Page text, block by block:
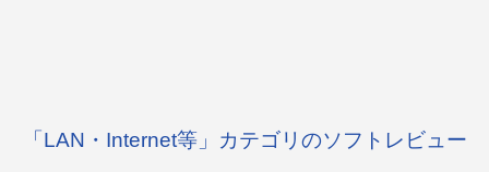
「LAN・Internet等」カテゴリのソフトレビュー